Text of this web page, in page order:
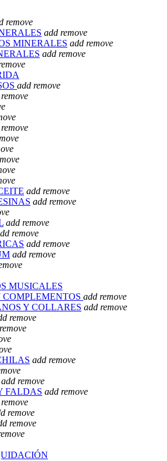
remove
add remove
MINERALES add remove
add remove
add remove
remove
remove
add remove
add remove
add remove
remove
add remove
add remove
MUSICALES
COMPLEMENTOS add remove
Y COLLARES add remove
remove
remove
add remove
add remove
FALDAS add remove
remove
remove
remove